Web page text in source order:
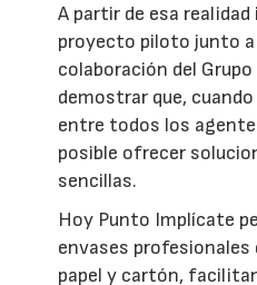
A partir de esa
proyecto piloto junto a
colaboración del Grupo
demostrar que,
entre todos los
posible ofrecer
sencillas.
Hoy Punto Implícate
envases
papel y cartón,